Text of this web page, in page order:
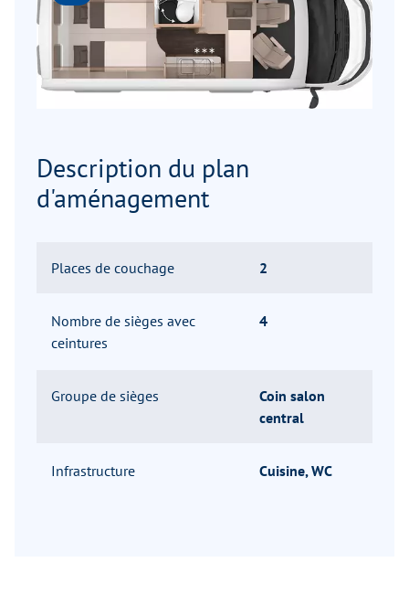
Description du plan
d'aménagement
Places de couchage 2
Nombre de sièges avec
ceintures
4
Groupe de sièges
Coin salon
central
Infrastructure Cuisine, WC